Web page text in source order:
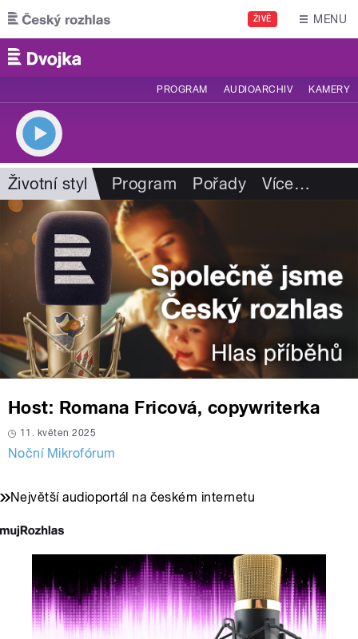
Přejít k hlavnímu obsahu
ŽIVĚ MENU
PROGRAM AUDIOARCHIV KAMERY
Životní styl Program Pořady Více…
Host: Romana Fricová, copywriterka
11. květen 2025
Noční Mikrofórum
Největší audioportál na českém internetu